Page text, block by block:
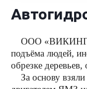
ООО «ВИКИНГ»
подъёма людей,
обрезке
За основу взяли